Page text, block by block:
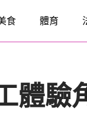
食 體育
驗